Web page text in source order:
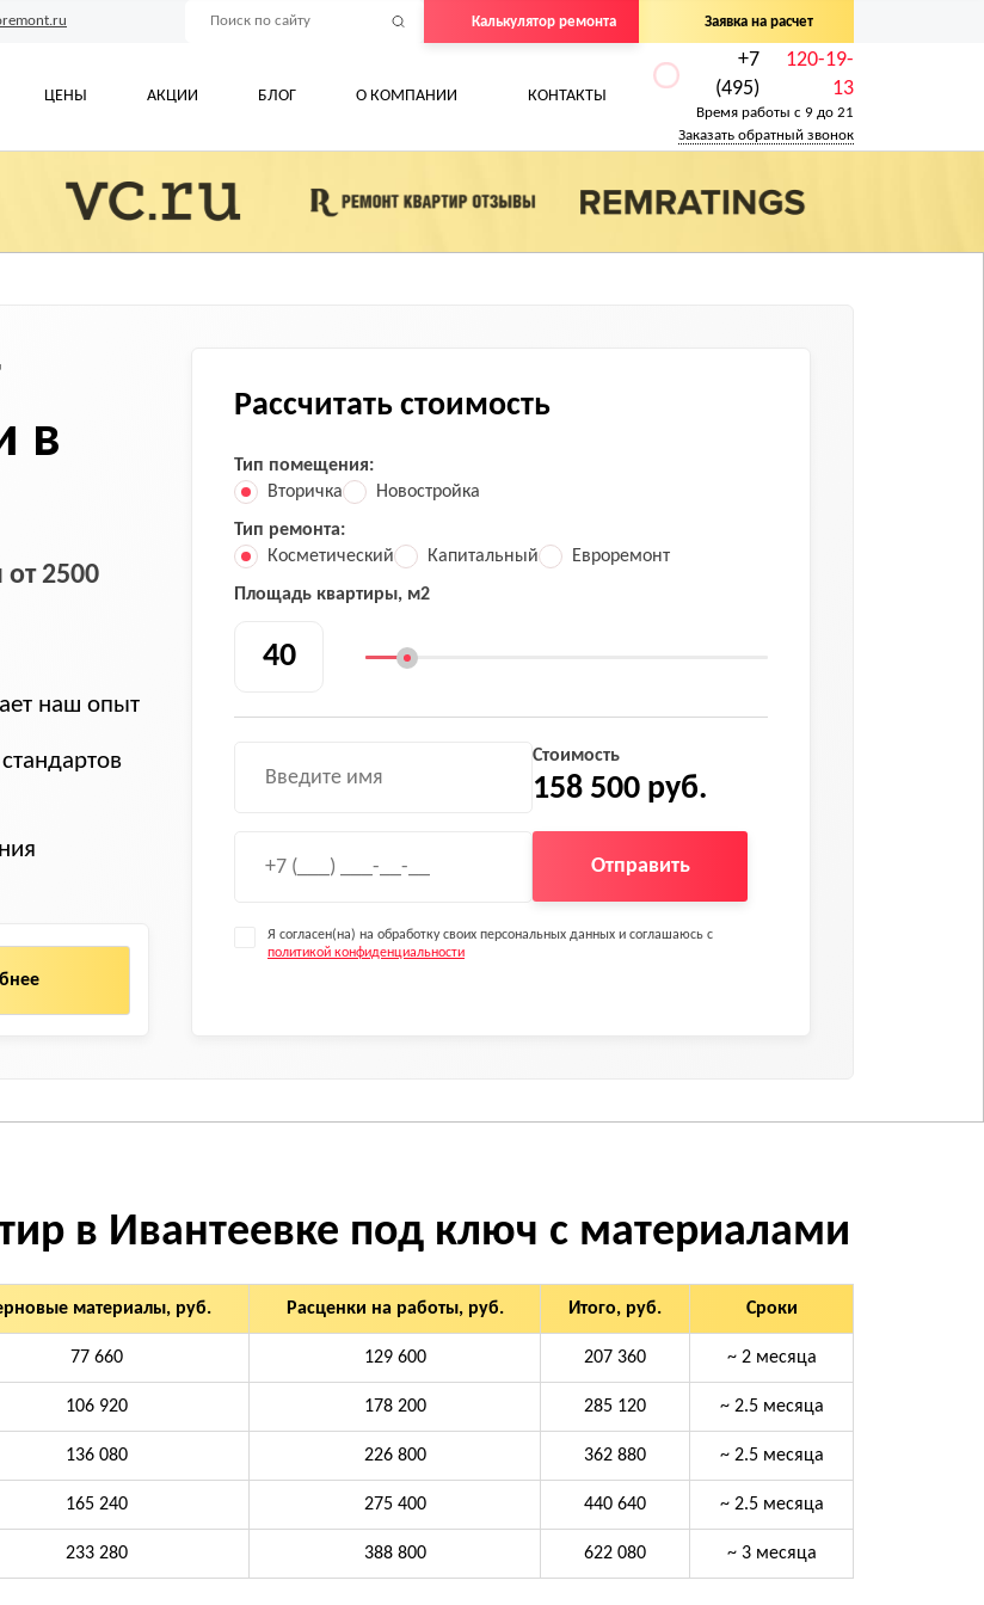
Калькулятор ремонта Заявка на расчет
ЦЕНЫ АКЦИИ БЛОГ О КОМПАНИИ КОНТАКТЫ
+7
(495)
120-19-
13
Время работы с 9 до 21
Заказать обратный звонок
в
от 2500
наш опыт
Рассчитать стоимость
Тип помещения:
Вторичка
Новостройка
Тип ремонта:
Косметический
Капитальный
Евроремонт
Площадь квартиры, м2
Стоимость
158 500 руб.
Отправить
Я согласен(на) на обработку своих персональных данных и соглашаюсь с
политикой конфиденциальности
в Ивантеевке под ключ с материалами
материалы, руб. Расценки на работы, руб. Итого, руб. Сроки
77 660 129 600 207 360 ~ 2 месяца
106 920 178 200 285 120 ~ 2.5 месяца
136 080 226 800 362 880 ~ 2.5 месяца
165 240 275 400 440 640 ~ 2.5 месяца
233 280 388 800 622 080 ~ 3 месяца